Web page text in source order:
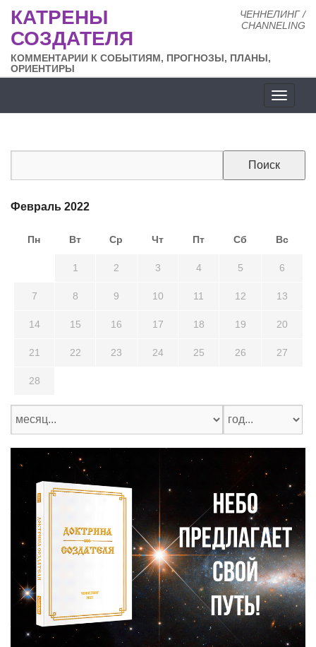
ЧЕННЕЛИНГ /
CHANNELING
КАТРЕНЫ
СОЗДАТЕЛЯ
КОММЕНТАРИИ К СОБЫТИЯМ, ПРОГНОЗЫ, ПЛАНЫ,
ОРИЕНТИРЫ
сайта
Февраль 2022
Пн Вт Ср Чт Пт Сб Вс
1 2 3 4 5 6
7 8 9 10 11 12 13
14 15 16 17 18 19 20
21 22 23 24 25 26 27
28